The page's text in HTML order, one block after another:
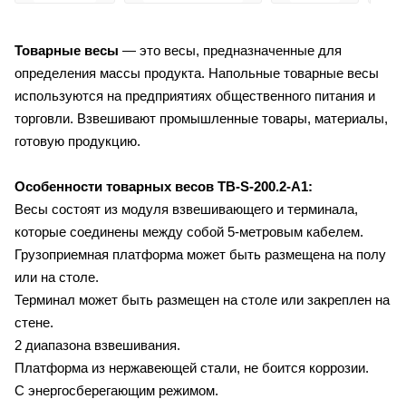
Товарные весы — это весы, предназначенные для
определения массы продукта. Напольные товарные весы
используются на предприятиях общественного питания и
торговли. Взвешивают промышленные товары, материалы,
готовую продукцию.
Особенности товарных весов TB-S-200.2-A1:
Весы состоят из модуля взвешивающего и терминала,
которые соединены между собой 5-метровым кабелем.
Грузоприемная платформа может быть размещена на полу
или на столе.
Терминал может быть размещен на столе или закреплен на
стене.
2 диапазона взвешивания.
Платформа из нержавеющей стали, не боится коррозии.
С энергосберегающим режимом.